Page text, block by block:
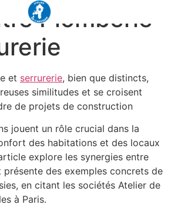
Plomberie
et serrurerie, bien que distincts,
similitudes et se croisent
de projets de construction
jouent un rôle crucial dans la
des habitations et des locaux
explore les synergies entre
des exemples concrets de
en citant les sociétés Atelier de
à Paris.